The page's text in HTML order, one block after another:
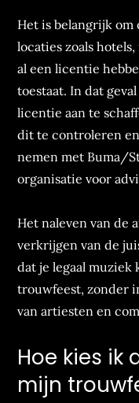
Het is belangrijk om
locaties zoals
al een licentie
toestaat. In dat
licentie aan te
dit te controleren
nemen met Buma/
organisatie voor
Het naleven van de
verkrijgen van de
dat je legaal
trouwfeest, zonder
van artiesten en
Hoe kies ik
mijn